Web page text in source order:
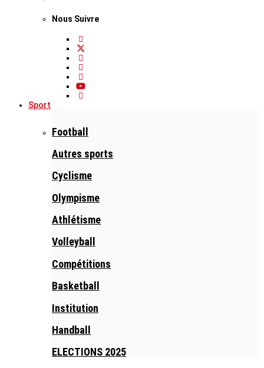
Nous Suivre
Sport
Football
Autres sports
Cyclisme
Olympisme
Athlétisme
Volleyball
Compétitions
Basketball
Institution
Handball
ELECTIONS 2025